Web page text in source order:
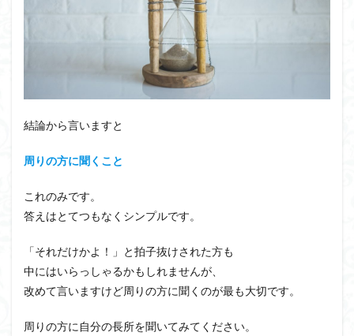
結論から言いますと
周りの方に聞くこと
これのみです。
答えはとてつもなくシンプルです。
「それだけかよ！」と拍子抜けされた方も
中にはいらっしゃるかもしれませんが、
改めて言いますけど周りの方に聞くのが最も大切です。
周りの方に自分の長所を聞いてみてください。